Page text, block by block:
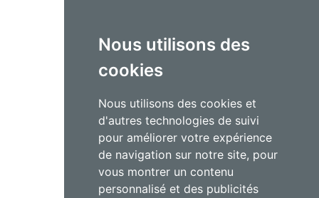
Nous utilisons des
cookies
Nous utilisons des cookies et
d'autres technologies de suivi
pour améliorer votre expérience
de navigation sur notre site, pour
vous montrer un contenu
personnalisé et des publicités